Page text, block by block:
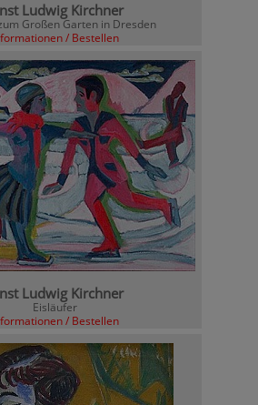
Ludwig Kirchner
Großen Garten in Dresden
/ Bestellen
Ludwig Kirchner
Eisläufer
/ Bestellen